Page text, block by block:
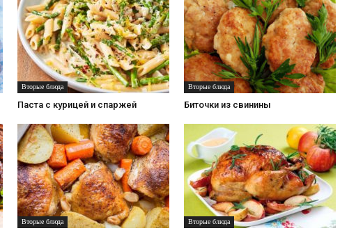
Вторые блюда
Паста с курицей и спаржей
Вторые блюда
Биточки из свинины
Вторые блюда
Вторые блюда